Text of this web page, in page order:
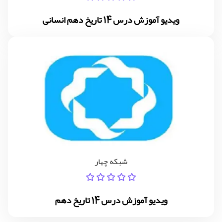
ویدیو آموزش درس 14 تاریخ دهم انسانی
شبکه چهار
ویدیو آموزش درس 14 تاریخ دهم